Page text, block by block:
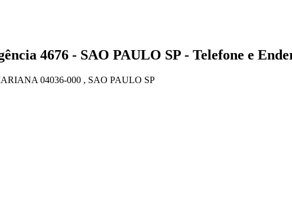
4676 - SAO PAULO SP - Telefone e
04036-000 , SAO PAULO SP